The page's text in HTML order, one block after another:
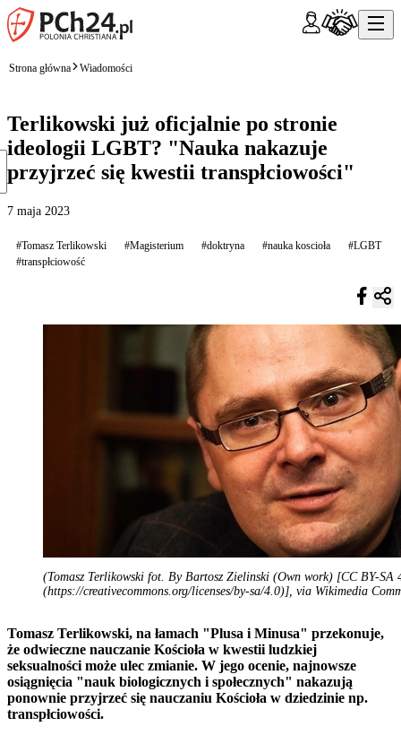
Strona główna Wiadomości
Terlikowski już oficjalnie po stronie
ideologii LGBT? "Nauka nakazuje
przyjrzeć się kwestii transpłciowości"
7 maja 2023
#Tomasz Terlikowski #Magisterium #doktryna #nauka koscioła
#LGBT
#transpłciowość
(Tomasz Terlikowski fot. By Bartosz Zielinski (Own work) [CC BY-SA
(https://creativecommons.org/licenses/by-sa/4.0)], via Wikimedia
Tomasz Terlikowski, na łamach "Plusa i Minusa" przekonuje,
że odwieczne nauczanie Kościoła w kwestii ludzkiej
seksualności może ulec zmianie. W jego ocenie, najnowsze
osiągnięcia "nauk biologicznych i społecznych" nakazują
ponownie przyjrzeć się nauczaniu Kościoła w dziedzinie np.
transpłciowości.